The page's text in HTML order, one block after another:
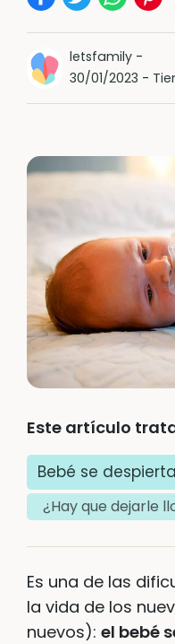
letsfamily -
30/01/2023 -
Este artículo
Bebé se
¿Hay que dejarle
Es una de las
la vida de los
nuevos): el bebé